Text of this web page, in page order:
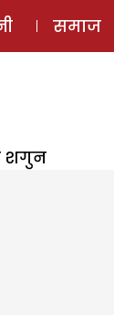
समाज
शगुन